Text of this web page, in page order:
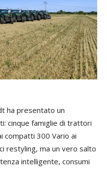
ha presentato un
cinque famiglie di trattori
compatti 300 Vario ai
restyling, ma un vero salto
intelligente, consumi